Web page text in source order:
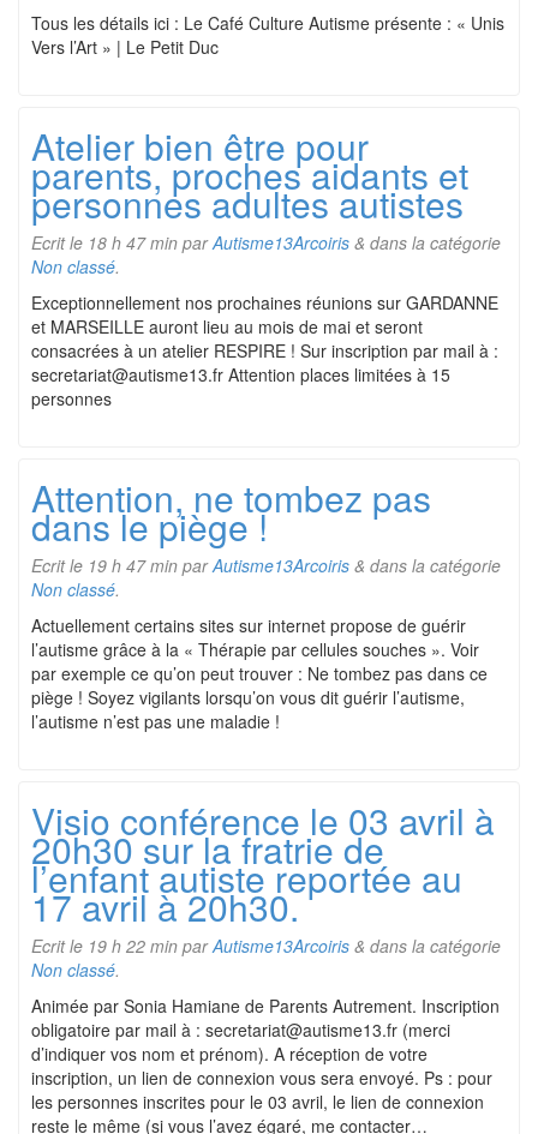
Tous les détails ici : Le Café Culture Autisme présente : « Unis
Vers l’Art » | Le Petit Duc
Atelier bien être pour
parents, proches aidants et
personnes adultes autistes
Ecrit le 18 h 47 min parAutisme13Arcoiris & dans la catégorie
Non classé.
Exceptionnellement nos prochaines réunions sur GARDANNE
et MARSEILLE auront lieu au mois de mai et seront
consacrées à un atelier RESPIRE ! Sur inscription par mail à :
secretariat@autisme13.fr Attention places limitées à 15
personnes
Attention, ne tombez pas
dans le piège !
Ecrit le 19 h 47 min parAutisme13Arcoiris & dans la catégorie
Non classé.
Actuellement certains sites sur internet propose de guérir
l’autisme grâce à la « Thérapie par cellules souches ». Voir
par exemple ce qu’on peut trouver : Ne tombez pas dans ce
piège ! Soyez vigilants lorsqu’on vous dit guérir l’autisme,
l’autisme n’est pas une maladie !
Visio conférence le 03 avril à
20h30 sur la fratrie de
l’enfant autiste reportée au
17 avril à 20h30.
Ecrit le 19 h 22 min parAutisme13Arcoiris & dans la catégorie
Non classé.
Animée par Sonia Hamiane de Parents Autrement. Inscription
obligatoire par mail à : secretariat@autisme13.fr (merci
d’indiquer vos nom et prénom). A réception de votre
inscription, un lien de connexion vous sera envoyé. Ps : pour
les personnes inscrites pour le 03 avril, le lien de connexion
reste le même (si vous l’avez égaré, me contacter…